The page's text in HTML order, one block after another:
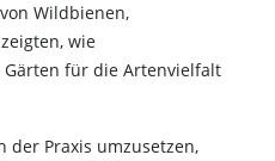
Wildbienen,
wie
für die Artenvielfalt
der Praxis umzusetzen,